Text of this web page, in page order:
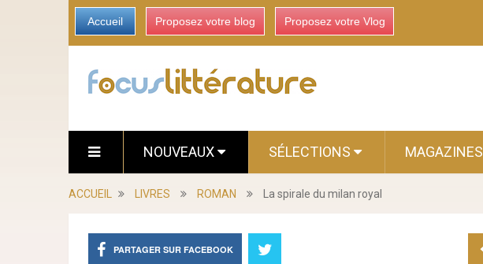
Accueil Proposez votre blog Proposez votre Vlog
NOUVEAUX SÉLECTIONS MAGAZINES
ACCUEIL LIVRES ROMAN La spirale du milan royal
PARTAGER SUR FACEBOOK